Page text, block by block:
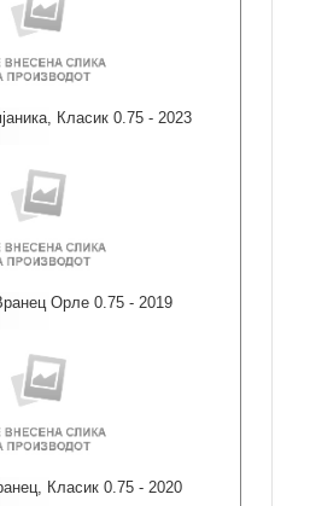
Класик 0.75 - 2023
Орле 0.75 - 2019
Класик 0.75 - 2020